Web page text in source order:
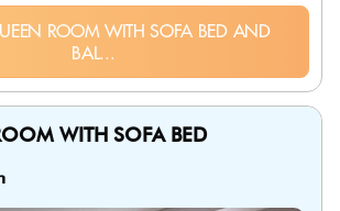
ROOM WITH SOFA BED AND
BAL...
WITH SOFA BED